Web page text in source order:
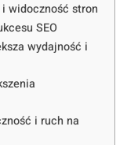
widoczność stron
SEO
wydajność i
i ruch na